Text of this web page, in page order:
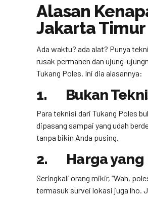
Alasan
Jakarta Timur
Ada waktu? ada alat? Punya
rusak permanen dan ujung-
Tukang Poles. Ini dia alasannya:
1. Bukan
Para teknisi dari Tukang Poles
dipasang sampai yang udah
tanpa bikin Anda pusing.
2. Harga yang
Seringkali orang mikir, “Wah,
termasuk survei lokasi juga lho.